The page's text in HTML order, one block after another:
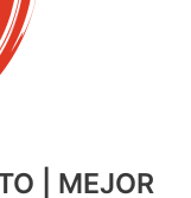
| MEJOR